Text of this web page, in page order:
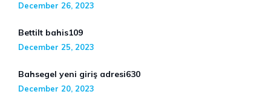
December 26, 2023
Bettilt bahis109
December 25, 2023
Bahsegel yeni giriş adresi630
December 20, 2023